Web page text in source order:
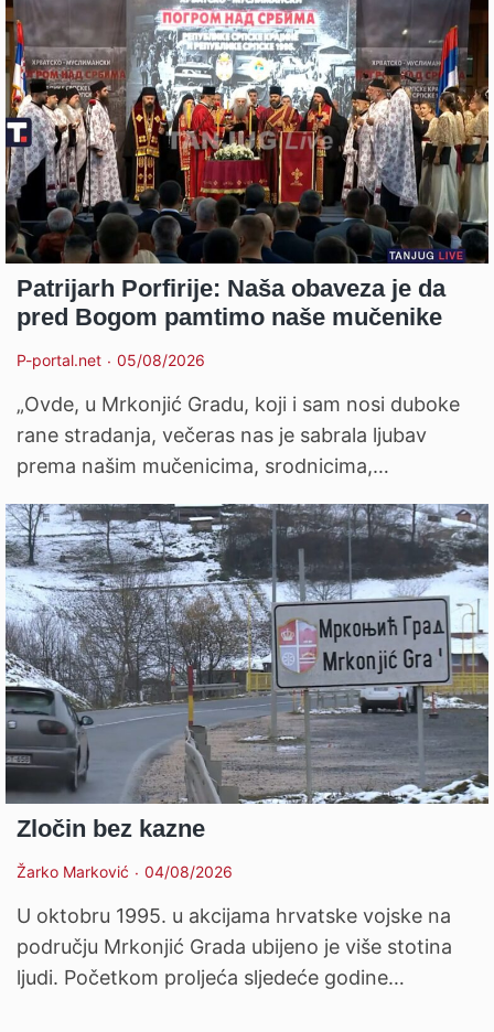
Patrijarh Porfirije: Naša obaveza je da
pred Bogom pamtimo naše mučenike
P-portal.net 05/08/2026
„Ovde, u Mrkonjić Gradu, koji i sam nosi duboke
rane stradanja, večeras nas je sabrala ljubav
prema našim mučenicima, srodnicima,…
Zločin bez kazne
Žarko Marković 04/08/2026
U oktobru 1995. u akcijama hrvatske vojske na
području Mrkonjić Grada ubijeno je više stotina
ljudi. Početkom proljeća sljedeće godine…